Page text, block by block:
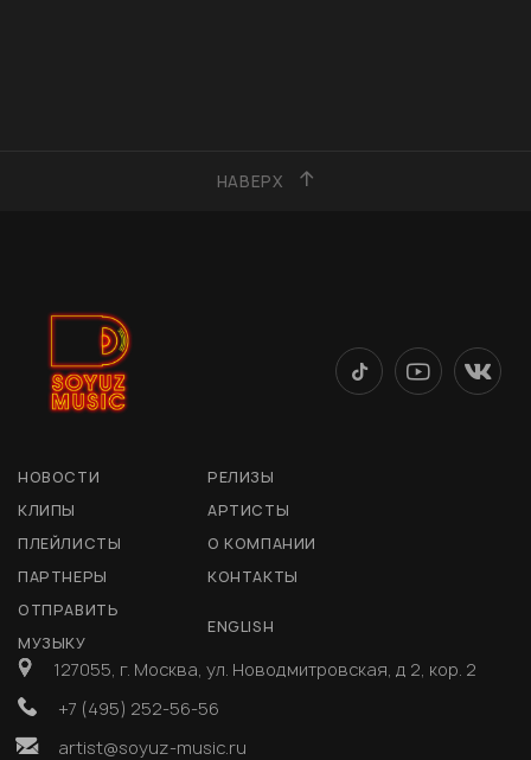
НАВЕРХ
НОВОСТИ
РЕЛИЗЫ
КЛИПЫ
АРТИСТЫ
ПЛЕЙЛИСТЫ
О КОМПАНИИ
ПАРТНЕРЫ
КОНТАКТЫ
ОТПРАВИТЬ
МУЗЫКУ
ENGLISH
127055, г. Москва, ул. Новодмитровская, д 2, кор. 2
+7 (495) 252-56-56
artist@soyuz-music.ru